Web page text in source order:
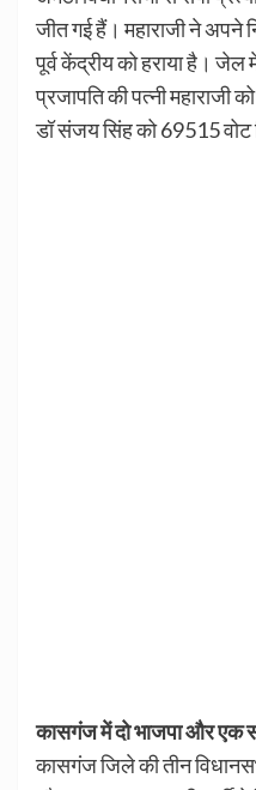
जीत गई हैं। महाराजी ने अपने
पूर्व केंद्रीय को हराया है। जेल
प्रजापति की पत्नी महाराजी
डॉ संजय सिंह को 69515 वोट
कासगंज में दो भाजपा और एक
कासगंज जिले की तीन